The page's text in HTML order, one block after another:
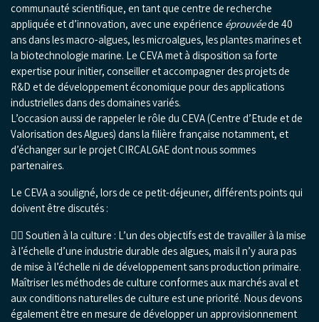
communauté scientifique, en tant que centre de recherche
appliquée et d’innovation, avec une expérience éprouvéede 40
ans dans les macro-algues, les microalgues, les plantes marines et
la biotechnologie marine. Le CEVA met à disposition sa forte
expertise pour initier, conseiller et accompagner des projets de
R&D et de développement économique pour des applications
industrielles dans des domaines variés.
L’occasion aussi de rappeler le rôle du CEVA (Centre d’Etude et de
Valorisation des Algues) dans la filière française notamment, et
d’échanger sur le projet CIRCALGAE dont nous sommes
partenaires.
Le CEVA a souligné, lors de ce petit-déjeuner, différents points qui
doivent être discutés :
👍🏼 Soutien à la culture : L’un des objectifs est de travailler à la mise
à l’échelle d’une industrie durable des algues, mais il n’y aura pas
de mise à l’échelle ni de développement sans production primaire.
Maîtriser les méthodes de culture conformes aux marchés aval et
aux conditions naturelles de culture est une priorité. Nous devons
également être en mesure de développer un approvisionnement